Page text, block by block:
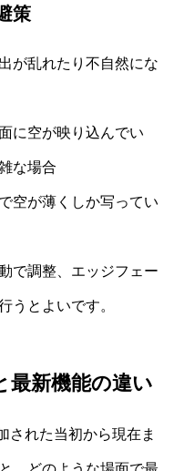
策
が乱れたり不自然にな
に空が映り込んでい
な場合
空が薄くしか写ってい
で調整、エッジフェー
うとよいです。
最新機能の違い
された当初から現在ま